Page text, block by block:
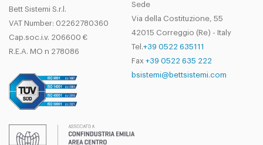
Bett Sistemi S.r.l.
VAT Number: 02262780360
Cap.soc.i.v. 206600 €
R.E.A. MO n 278086
Sede
Via della Costituzione, 55
42015 Correggio (Re) - Italy
Tel.+39 0522 635111
Fax +39 0522 635 222
bsistemi@bettsistemi.com